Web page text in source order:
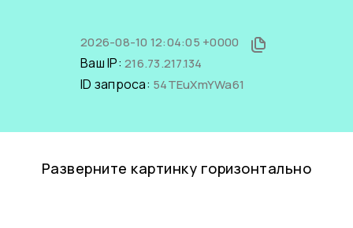
2026-08-10 12:04:05 +0000
Ваш IP: 216.73.217.134
ID запроса: 54TEuXmYWa61
Разверните картинку горизонтально